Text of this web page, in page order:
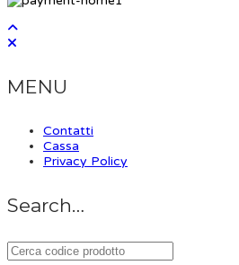
MENU
Contatti
Cassa
Privacy Policy
Search…